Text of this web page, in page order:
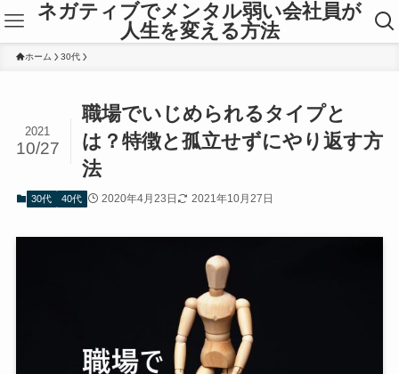
ネガティブでメンタル弱い会社員が
人生を変える方法
ホーム 30代
職場でいじめられるタイプと
は？特徴と孤立せずにやり返す方
法
2021
10/27
30代 40代 2020年4月23日 2021年10月27日